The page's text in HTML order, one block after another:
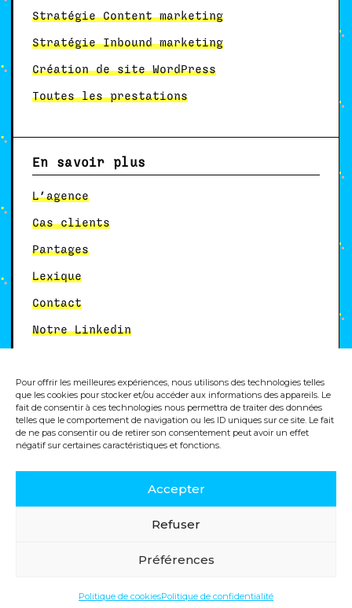
Pour offrir les meilleures expériences, nous utilisons des technologies telles
que les cookies pour stocker et/ou accéder aux informations des appareils. Le
fait de consentir à ces technologies nous permettra de traiter des données
telles que le comportement de navigation ou les ID uniques sur ce site. Le fait
de ne pas consentir ou de retirer son consentement peut avoir un effet
négatif sur certaines caractéristiques et fonctions.
Accepter
Refuser
Préférences
Politique de cookiesPolitique de confidentialité
Stratégie Content marketing
Stratégie Inbound marketing
Création de site WordPress
Toutes les prestations
En savoir plus
L’agence
Cas clients
Partages
Lexique
Contact
Notre Linkedin
Autres services
Formation analytics
© 2025, Dity, agence digitale
Politique de cookies
Politique de confidentialité